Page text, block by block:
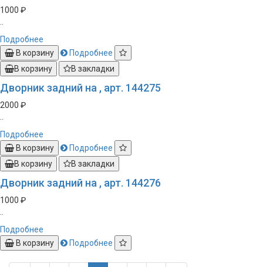
1000 ₽
..
Подробнее
В корзину
Подробнее
В корзину
В закладки
Дворник задний на , арт. 144275
2000 ₽
..
Подробнее
В корзину
Подробнее
В корзину
В закладки
Дворник задний на , арт. 144276
1000 ₽
..
Подробнее
В корзину
Подробнее